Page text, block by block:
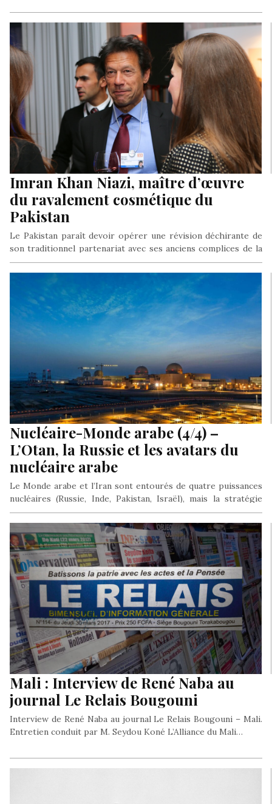
Imran Khan Niazi, maître d’œuvre
du ravalement cosmétique du
Pakistan
Le Pakistan paraît devoir opérer une révision déchirante de
son traditionnel partenariat avec ses anciens complices de la
guerre anti…
Nucléaire-Monde arabe (4/4) –
L’Otan, la Russie et les avatars du
nucléaire arabe
Le Monde arabe et l’Iran sont entourés de quatre puissances
nucléaires (Russie, Inde, Pakistan, Israël), mais la stratégie
atlantiste a constamment visé à édifier un Moyen orient
dénucléarisé, à faible capacité balistique, placé sous la coupe
atomique d’Israël; un pays qui dispose pourtant d’un arsenal
de près de deux cents ogives à charge nucléaire, soustrait à
tout contrôle international.
Mali : Interview de René Naba au
journal Le Relais Bougouni
Interview de René Naba au journal Le Relais Bougouni – Mali.
Entretien conduit par M. Seydou Koné L’Alliance du Mali…